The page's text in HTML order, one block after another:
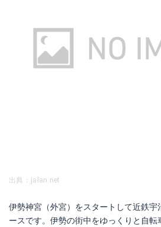
出典：jalan.net
伊勢神宮（外宮）をスタートして近鉄宇
ースです。伊勢の街中をゆっくりと自